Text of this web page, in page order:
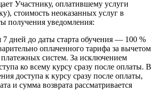
Участнику, оплатившему услуги
стоимость неоказанных услуг в
получения уведомления:
7 дней до даты старта обучения — 100 %
оплаченного тарифа за вычетом
систем. За исключением
ко всему курсу сразу после оплаты. В
доступа к курсу сразу после оплаты,
и сумма возврата рассматривается